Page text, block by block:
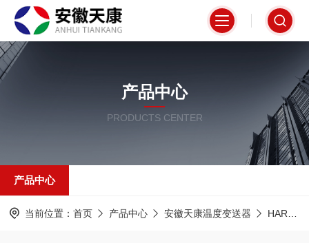
产品中心
PRODUCTS CENTER
产品中心
当前位置： 首页 产品中心 安徽天康温度变送器 HART协议隔离型温度变送器